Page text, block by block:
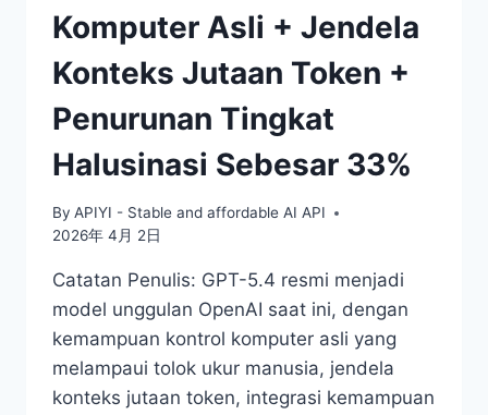
Komputer Asli + Jendela
Konteks Jutaan Token +
Penurunan Tingkat
Halusinasi Sebesar 33%
By APIYI - Stable and affordable AI API
2026年 4月 2日
Catatan Penulis: GPT-5.4 resmi menjadi
model unggulan OpenAI saat ini, dengan
kemampuan kontrol komputer asli yang
melampaui tolok ukur manusia, jendela
konteks jutaan token, integrasi kemampuan